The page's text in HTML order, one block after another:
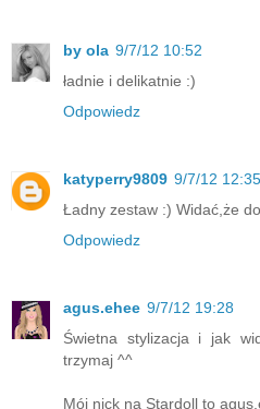
by ola 9/7/12 10:52
ładnie i delikatnie :)
Odpowiedz
katyperry9809 9/7/12 12:35
Ładny zestaw :) Widać,że
Odpowiedz
agus.ehee 9/7/12 19:28
Świetna stylizacja i jak
trzymaj ^^
Mój nick na Stardoll to